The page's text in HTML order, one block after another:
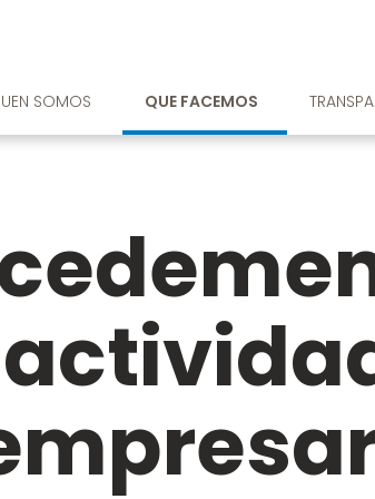
SOMOS QUE FACEMOS